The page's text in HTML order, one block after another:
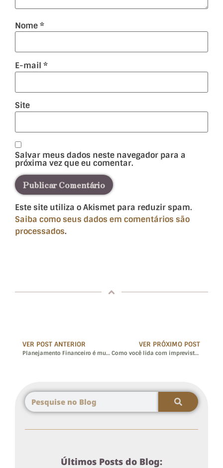
Nome*
E-mail *
Site
Salvar meus dados neste navegador para a
próxima vez que eu comentar.
Este site utiliza o Akismet para reduzir spam.
Saiba como seus dados em comentários são
processados.
VER POST ANTERIOR
Planejamento Financeiro é muito mais que números
VER PRÓXIMO POST
Como você lida com imprevistos?
Últimos Posts do Blog: